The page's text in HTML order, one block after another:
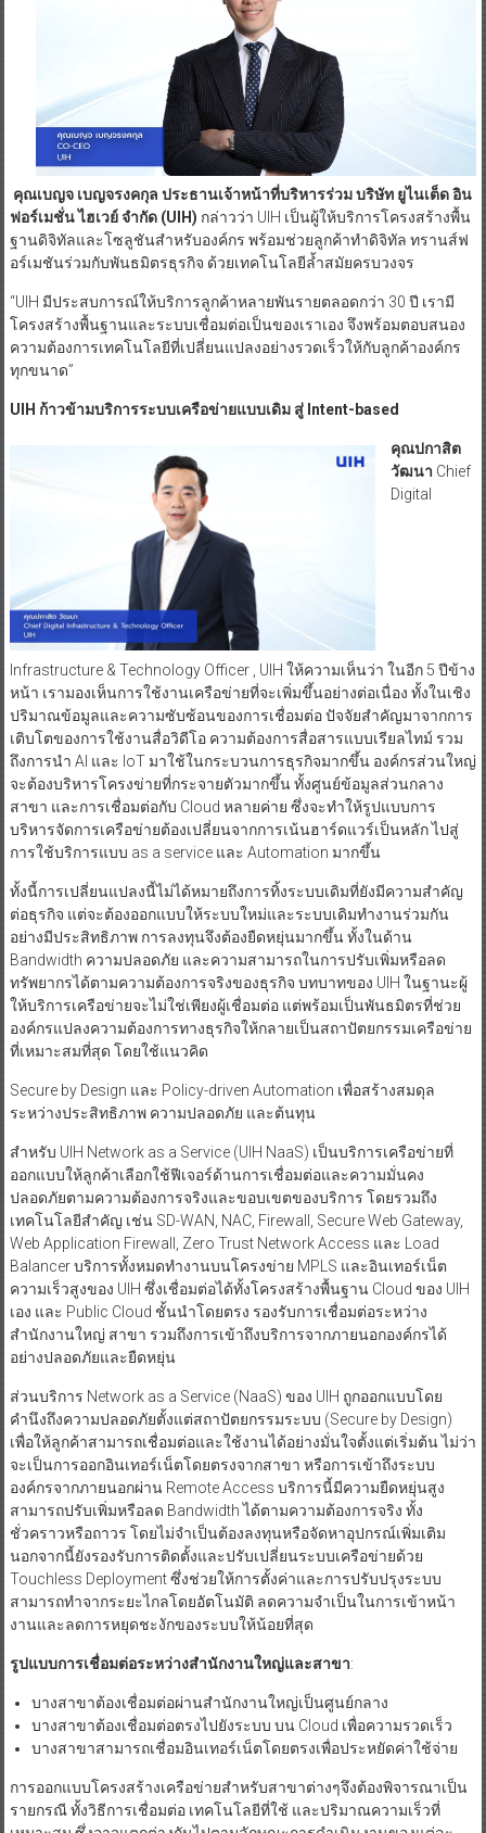
คุณเบญจ เบญจรงคกุล ประธานเจ้าหน้าที่บริหารร่วม บริษัท ยูไนเต็ด อิน
ฟอร์เมชั่น ไฮเวย์ จำกัด (UIH) กล่าวว่า UIH เป็นผู้ให้บริการโครงสร้างพื้น
ฐานดิจิทัลและโซลูชันสำหรับองค์กร พร้อมช่วยลูกค้าทำดิจิทัล ทรานส์ฟ
อร์เมชันร่วมกับพันธมิตรธุรกิจ ด้วยเทคโนโลยีล้ำสมัยครบวงจร
“UIH มีประสบการณ์ให้บริการลูกค้าหลายพันรายตลอดกว่า 30 ปี เรามี
โครงสร้างพื้นฐานและระบบเชื่อมต่อเป็นของเราเอง จึงพร้อมตอบสนอง
ความต้องการเทคโนโลยีที่เปลี่ยนแปลงอย่างรวดเร็วให้กับลูกค้าองค์กร
ทุกขนาด”
UIH ก้าวข้ามบริการระบบเครือข่ายแบบเดิม สู่ Intent-based
คุณปกาสิต
วัฒนา Chief
Digital
Infrastructure & Technology Officer , UIH ให้ความเห็นว่า ในอีก 5 ปีข้าง
หน้า เรามองเห็นการใช้งานเครือข่ายที่จะเพิ่มขึ้นอย่างต่อเนื่อง ทั้งในเชิง
ปริมาณข้อมูลและความซับซ้อนของการเชื่อมต่อ ปัจจัยสำคัญมาจากการ
เติบโตของการใช้งานสื่อวิดีโอ ความต้องการสื่อสารแบบเรียลไทม์ รวม
ถึงการนำ AI และ IoT มาใช้ในกระบวนการธุรกิจมากขึ้น องค์กรส่วนใหญ่
จะต้องบริหารโครงข่ายที่กระจายตัวมากขึ้น ทั้งศูนย์ข้อมูลส่วนกลาง
สาขา และการเชื่อมต่อกับ Cloud หลายค่าย ซึ่งจะทำให้รูปแบบการ
บริหารจัดการเครือข่ายต้องเปลี่ยนจากการเน้นฮาร์ดแวร์เป็นหลัก ไปสู่
การใช้บริการแบบ as a service และ Automation มากขึ้น
ทั้งนี้การเปลี่ยนแปลงนี้ไม่ได้หมายถึงการทิ้งระบบเดิมที่ยังมีความสำคัญ
ต่อธุรกิจ แต่จะต้องออกแบบให้ระบบใหม่และระบบเดิมทำงานร่วมกัน
อย่างมีประสิทธิภาพ การลงทุนจึงต้องยืดหยุ่นมากขึ้น ทั้งในด้าน
Bandwidth ความปลอดภัย และความสามารถในการปรับเพิ่มหรือลด
ทรัพยากรได้ตามความต้องการจริงของธุรกิจ บทบาทของ UIH ในฐานะผู้
ให้บริการเครือข่ายจะไม่ใช่เพียงผู้เชื่อมต่อ แต่พร้อมเป็นพันธมิตรที่ช่วย
องค์กรแปลงความต้องการทางธุรกิจให้กลายเป็นสถาปัตยกรรมเครือข่าย
ที่เหมาะสมที่สุด โดยใช้แนวคิด
Secure by Design และ Policy-driven Automation เพื่อสร้างสมดุล
ระหว่างประสิทธิภาพ ความปลอดภัย และต้นทุน
สำหรับ UIH Network as a Service (UIH NaaS) เป็นบริการเครือข่ายที่
ออกแบบให้ลูกค้าเลือกใช้ฟีเจอร์ด้านการเชื่อมต่อและความมั่นคง
ปลอดภัยตามความต้องการจริงและขอบเขตของบริการ โดยรวมถึง
เทคโนโลยีสำคัญ เช่น SD-WAN, NAC, Firewall, Secure Web Gateway,
Web Application Firewall, Zero Trust Network Access และ Load
Balancer บริการทั้งหมดทำงานบนโครงข่าย MPLS และอินเทอร์เน็ต
ความเร็วสูงของ UIH ซึ่งเชื่อมต่อได้ทั้งโครงสร้างพื้นฐาน Cloud ของ UIH
เอง และ Public Cloud ชั้นนำโดยตรง รองรับการเชื่อมต่อระหว่าง
สำนักงานใหญ่ สาขา รวมถึงการเข้าถึงบริการจากภายนอกองค์กรได้
อย่างปลอดภัยและยืดหยุ่น
ส่วนบริการ Network as a Service (NaaS) ของ UIH ถูกออกแบบโดย
คำนึงถึงความปลอดภัยตั้งแต่สถาปัตยกรรมระบบ (Secure by Design)
เพื่อให้ลูกค้าสามารถเชื่อมต่อและใช้งานได้อย่างมั่นใจตั้งแต่เริ่มต้น ไม่ว่า
จะเป็นการออกอินเทอร์เน็ตโดยตรงจากสาขา หรือการเข้าถึงระบบ
องค์กรจากภายนอกผ่าน Remote Access บริการนี้มีความยืดหยุ่นสูง
สามารถปรับเพิ่มหรือลด Bandwidth ได้ตามความต้องการจริง ทั้ง
ชั่วคราวหรือถาวร โดยไม่จำเป็นต้องลงทุนหรือจัดหาอุปกรณ์เพิ่มเติม
นอกจากนี้ยังรองรับการติดตั้งและปรับเปลี่ยนระบบเครือข่ายด้วย
Touchless Deployment ซึ่งช่วยให้การตั้งค่าและการปรับปรุงระบบ
สามารถทำจากระยะไกลโดยอัตโนมัติ ลดความจำเป็นในการเข้าหน้า
งานและลดการหยุดชะงักของระบบให้น้อยที่สุด
รูปแบบการเชื่อมต่อระหว่างสำนักงานใหญ่และสาขา:
บางสาขาต้องเชื่อมต่อผ่านสำนักงานใหญ่เป็นศูนย์กลาง
บางสาขาต้องเชื่อมต่อตรงไปยังระบบ บน Cloud เพื่อความรวดเร็ว
บางสาขาสามารถเชื่อมอินเทอร์เน็ตโดยตรงเพื่อประหยัดค่าใช้จ่าย
การออกแบบโครงสร้างเครือข่ายสำหรับสาขาต่างๆจึงต้องพิจารณาเป็น
รายกรณี ทั้งวิธีการเชื่อมต่อ เทคโนโลยีที่ใช้ และปริมาณความเร็วที่